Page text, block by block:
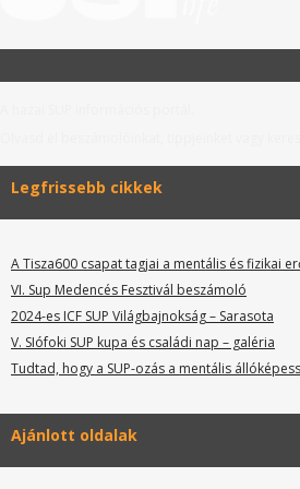
Legfrissebb cikkek
A Tisza600 csapat tagjai a mentális és fizikai
VI. Sup Medencés Fesztivál beszámoló
2024-es ICF SUP Világbajnokság – Sarasota
V. SIófoki SUP kupa és családi nap – galéria
Tudtad, hogy a SUP-ozás a mentális
Ajánlott oldalak